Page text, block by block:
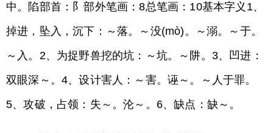
中。陷部首：阝部外笔画：8总笔画：10基本字义1、
掉进，坠入，沉下：～落。～没(mò)。～溺。～于。
～入。2、为捉野兽挖的坑：～坑。～阱。3、凹进：
双眼深～。4、设计害人：～害。诬～。～人于罪。
5、攻破，占领：失～。沦～。6、缺点：缺～。